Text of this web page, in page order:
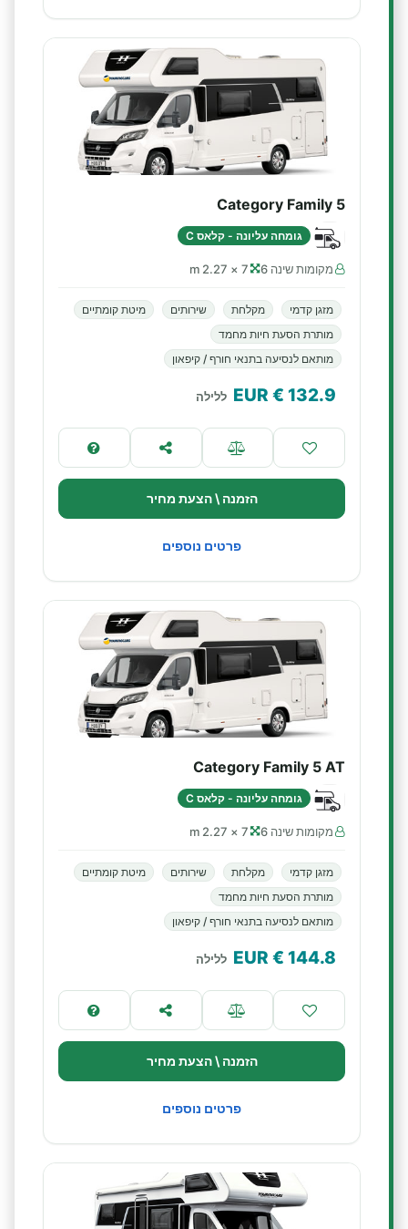
Category Family 5
גומחה עליונה - קלאס C
מקומות שינה 6 7 × 2.27 m
מזגן קדמי מקלחת שירותים
מיטת קומתיים
מותרת הסעת חיות מחמד
מותאם לנסיעה בתנאי חורף / קיפאון
132.9
€ EUR ללילה
הזמנה \ הצעת מחיר
פרטים נוספים
Category Family 5 AT
גומחה עליונה - קלאס C
מקומות שינה 6 7 × 2.27 m
מזגן קדמי מקלחת שירותים
מיטת קומתיים
מותרת הסעת חיות מחמד
מותאם לנסיעה בתנאי חורף / קיפאון
144.8
€ EUR ללילה
הזמנה \ הצעת מחיר
פרטים נוספים